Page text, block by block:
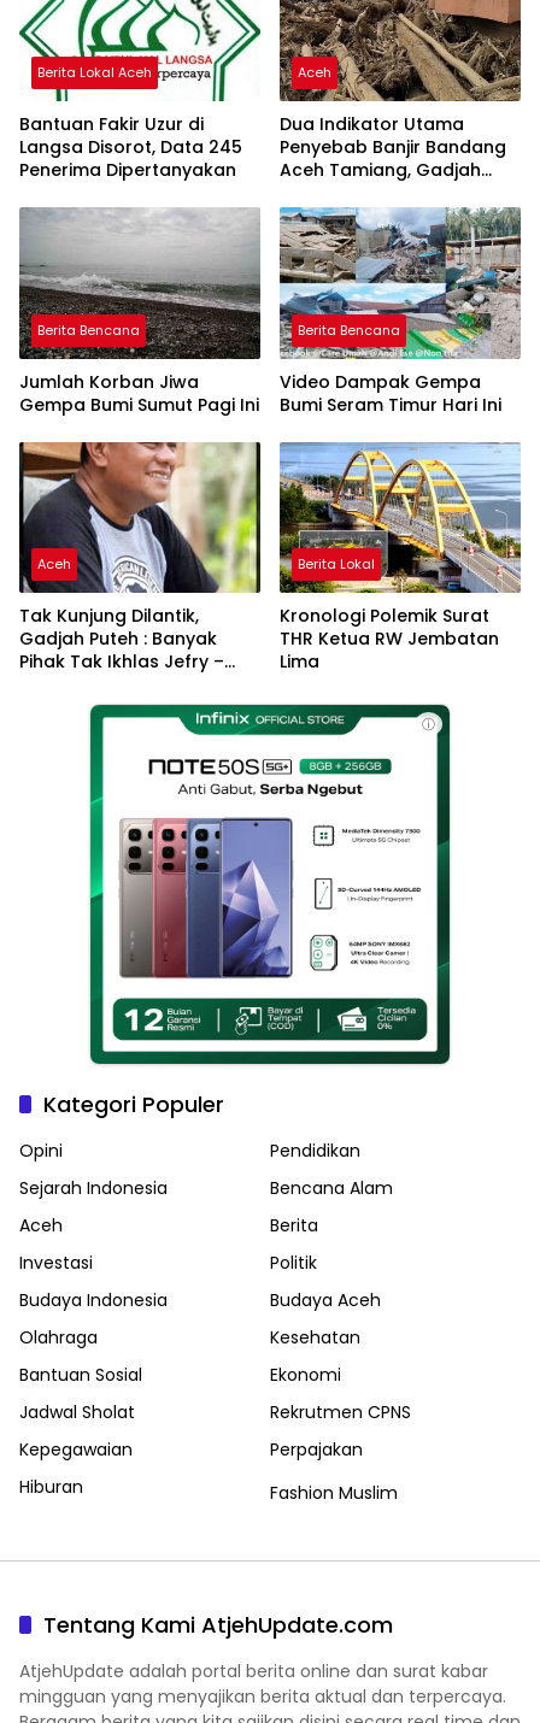
Berita Lokal Aceh
Bantuan Fakir Uzur di
Langsa Disorot, Data 245
Penerima Dipertanyakan
Aceh
Dua Indikator Utama
Penyebab Banjir Bandang
Aceh Tamiang, Gadjah
DAS
Berita Bencana
Jumlah Korban Jiwa
Gempa Bumi Sumut Pagi Ini
Berita Bencana
Video Dampak Gempa
Bumi Seram Timur Hari Ini
Aceh
Tak Kunjung Dilantik,
Gadjah Puteh : Banyak
Pihak Tak Ikhlas Jefry –
Berita Lokal
Kronologi Polemik Surat
THR Ketua RW Jembatan
Lima
ⓘ
Kategori Populer
Opini
Pendidikan
Sejarah Indonesia
Bencana Alam
Aceh
Berita
Investasi
Politik
Budaya Indonesia
Budaya Aceh
Olahraga
Kesehatan
Bantuan Sosial
Ekonomi
Jadwal Sholat
Rekrutmen CPNS
Kepegawaian
Perpajakan
Hiburan
Fashion Muslim
Tentang Kami AtjehUpdate.com
AtjehUpdate adalah portal berita online dan surat kabar
mingguan yang menyajikan berita aktual dan terpercaya.